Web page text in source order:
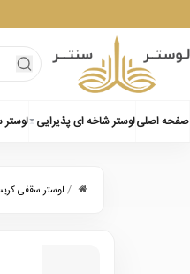
صفحه اصلیلوستر شاخه ای پذیرایی
/ لوستر سقفی